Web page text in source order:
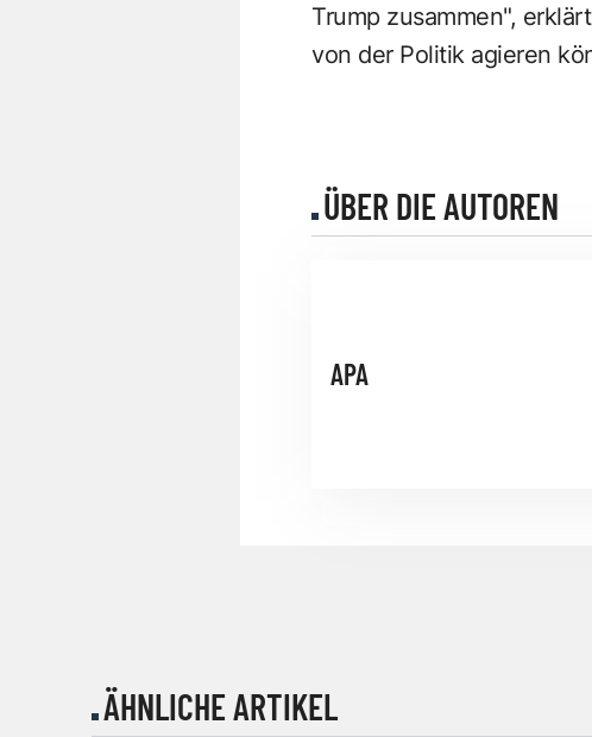
Trump zusammen",
von der Politik agieren
ÜBER DIE AUTOREN
APA
ÄHNLICHE ARTIKEL